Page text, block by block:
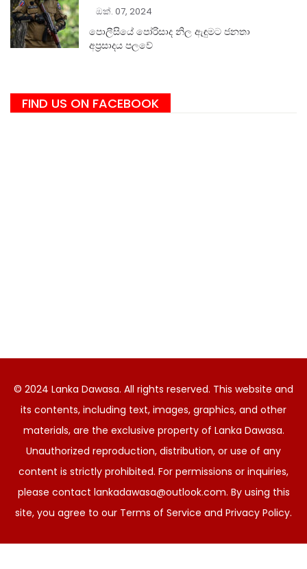
ඔක්. 07, 2024
පොලීසියේ පෝරිසාද නිල ඇඳුමට ජනතා
අප්‍රසාදය පලවේ
FIND US ON FACEBOOK
© 2024 Lanka Dawasa. All rights reserved. This website and
its contents, including text, images, graphics, and other
materials, are the exclusive property of Lanka Dawasa.
Unauthorized reproduction, distribution, or use of any
content is strictly prohibited. For permissions or inquiries,
please contact lankadawasa@outlook.com. By using this
site, you agree to our Terms of Service and Privacy Policy.